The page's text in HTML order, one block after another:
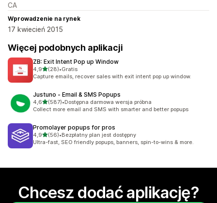
CA
Wprowadzenie na rynek
17 kwiecień 2015
Więcej podobnych aplikacji
ZB: Exit Intent Pop up Window
4,9na 5 gwiazdek
(28)
Łączna liczba recenzji: 28
•Gratis
Capture emails, recover sales with exit intent pop up window.
Justuno ‑ Email & SMS Popups
4,6na 5 gwiazdek
(587)
Łączna liczba recenzji: 587
•Dostępna darmowa wersja próbna
Collect more email and SMS with smarter and better popups
Promolayer popups for pros
4,9na 5 gwiazdek
(56)
Łączna liczba recenzji: 56
•Bezpłatny plan jest dostępny
Ultra-fast, SEO friendly popups, banners, spin-to-wins & more.
Chcesz dodać aplikację?